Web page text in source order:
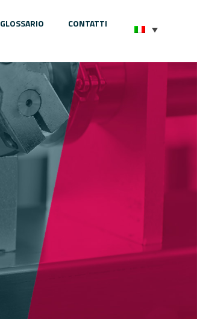
GLOSSARIO CONTATTI